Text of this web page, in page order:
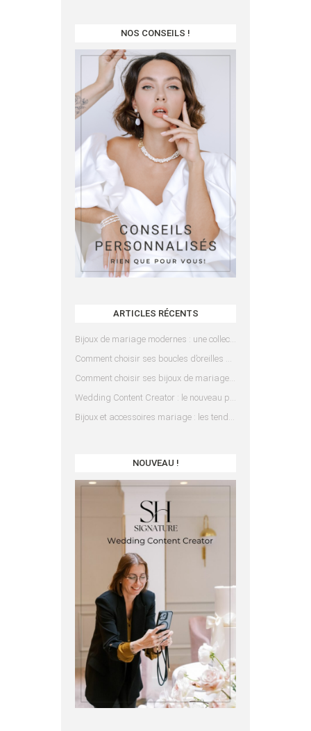
NOS CONSEILS !
ARTICLES RÉCENTS
Bijoux de mariage modernes : une collection pensée pour les mariées d’aujourd’hui
Comment choisir ses boucles d’oreilles de mariée en fonction de sa coiffure ?
Comment choisir ses bijoux de mariage en fonction de sa robe ?
Wedding Content Creator : le nouveau prestataire indispensable pour votre mariage
Bijoux et accessoires mariage : les tendances 2025
NOUVEAU !